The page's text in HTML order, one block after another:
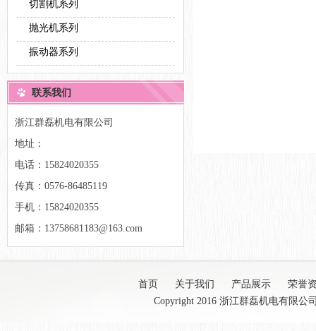
切割机系列
抛光机系列
振动器系列
联系我们
浙江群磊机电有限公司
地址：
电话：15824020355
传真：0576-86485119
手机：15824020355
邮箱：13758681183@163.com
首页 关于我们 产品展示
荣誉
Copyright 2016 浙江群磊机电有限公